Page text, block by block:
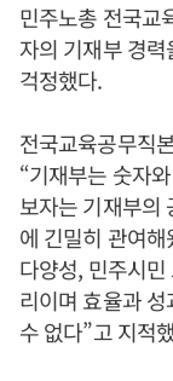
민주노총 전국교
자의 기재부 경
걱정했다.
전국교육공무직
“기재부는 숫자
보자는 기재부의
에 긴밀히 관여
다양성, 민주시
리이며 효율과
수 없다”고 지적